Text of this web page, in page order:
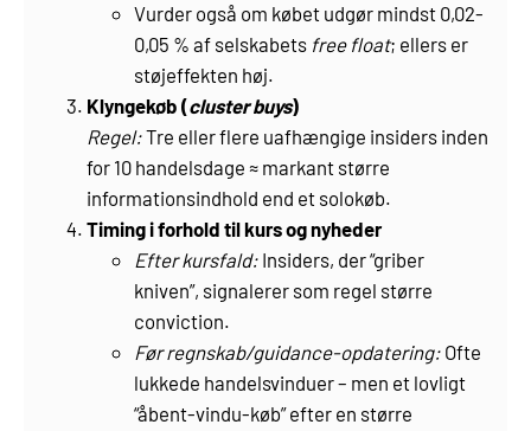
Vurder også om købet udgør mindst 0,02-
0,05 % af selskabets free float; ellers er
støjeffekten høj.
Klyngekøb (cluster buys)
Regel:Tre eller flere uafhængige insiders inden
for 10 handelsdage ≈ markant større
informationsindhold end et solokøb.
Timing i forhold til kurs og nyheder
Efter kursfald: Insiders, der “griber
kniven”, signalerer som regel større
conviction.
Før regnskab/guidance-opdatering: Ofte
lukkede handelsvinduer – men et lovligt
“åbent-vindu-køb” efter en større